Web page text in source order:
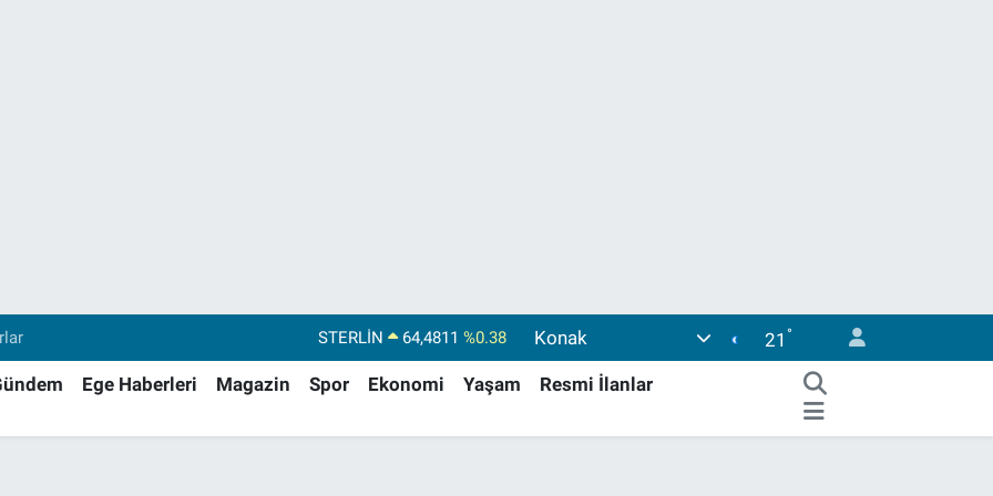
STERLİN 64,4811 %0.38
GRAM ALTIN
6660.55
%0.03
Konak 21 °
Ege Haberleri Magazin Spor Ekonomi Yaşam
Resmi İlanlar